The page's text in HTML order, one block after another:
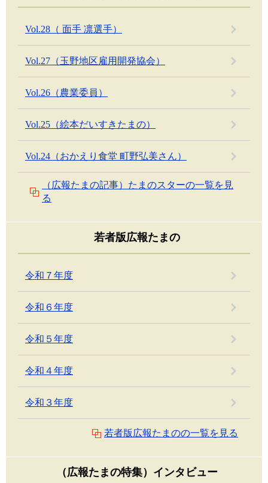
Vol.28（ 面手 凛選手）
Vol.27（玉野地区雇用開発協会）
Vol.26（農業委員）
Vol.25（絵本だいすきたまの）
Vol.24（おかえり食堂 町野弘美さん）
（広報たまの記事）たまのスターの一覧を見
る
若者版広報たまの
令和７年度
令和６年度
令和５年度
令和４年度
令和３年度
若者版広報たまのの一覧を見る
（広報たまの特集）インタビュー